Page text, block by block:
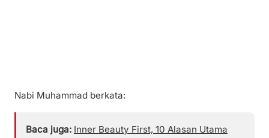
Nabi Muhammad berkata:
Baca juga: Inner Beauty First, 10 Alasan Utama